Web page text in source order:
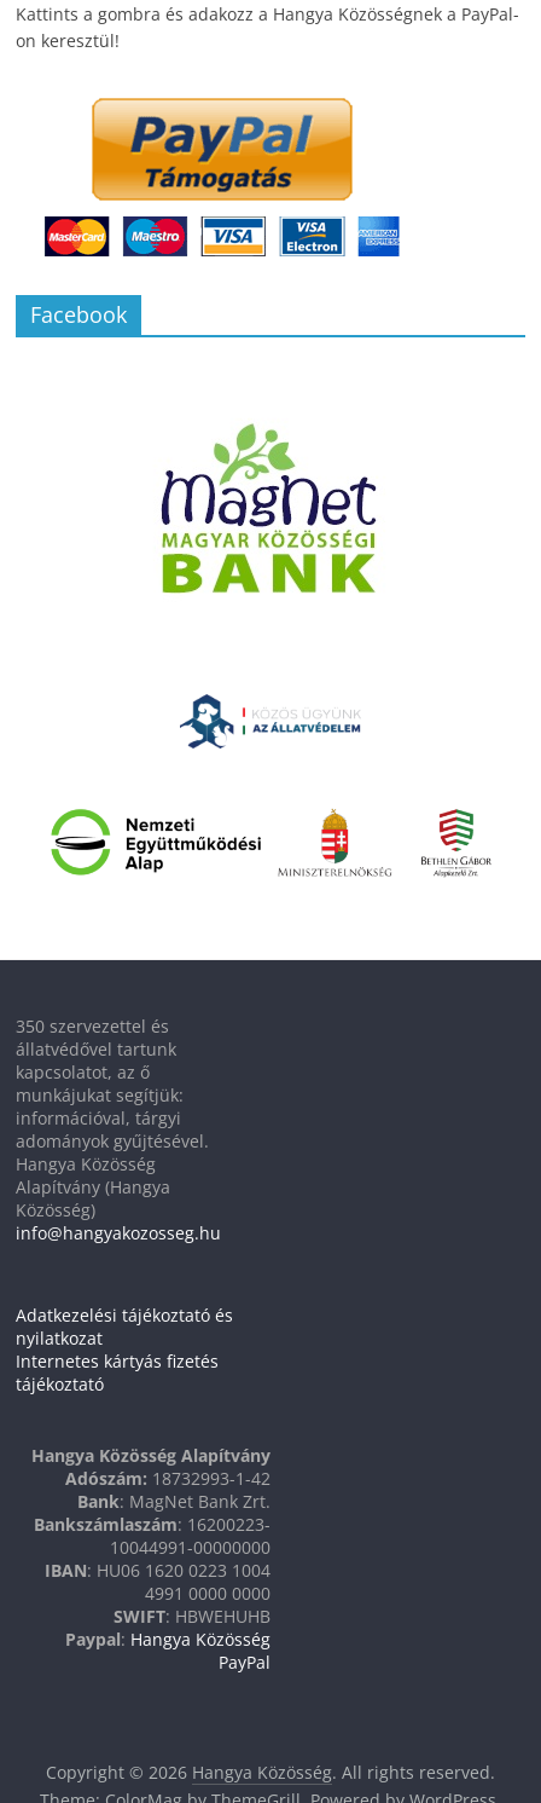
Kattints a gombra és adakozz a Hangya Közösségnek a PayPal-
on keresztül!
Facebook
350 szervezettel és
állatvédővel tartunk
kapcsolatot, az ő
munkájukat segítjük:
információval, tárgyi
adományok gyűjtésével.
Hangya Közösség
Alapítvány (Hangya
Közösség)
info@hangyakozosseg.hu
Adatkezelési tájékoztató és
nyilatkozat
Internetes kártyás fizetés
tájékoztató
Hangya Közösség Alapítvány
Adószám: 18732993-1-42
Bank: MagNet Bank Zrt.
Bankszámlaszám: 16200223-
10044991-00000000
IBAN: HU06 1620 0223 1004
4991 0000 0000
SWIFT: HBWEHUHB
Paypal: Hangya Közösség
PayPal
Copyright © 2026 Hangya Közösség. All rights reserved.